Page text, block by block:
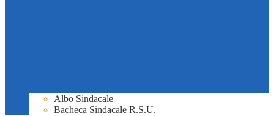
Albo Sindacale
Bacheca Sindacale R.S.U.